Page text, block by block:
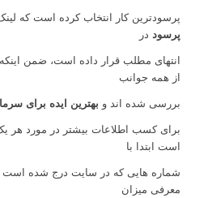
پرسودترین کار انتخاب کرده است که
پرسوددر
انتهای مطلب قرار داده است، ضمن
از همه جوانب
بررسی شده اند و بهترین ایده برای
برای کسب اطلاعات بیشتر در مورد هر
است ابتدا با
شماره هایی که در سایت درج شده است
معرفی میزان